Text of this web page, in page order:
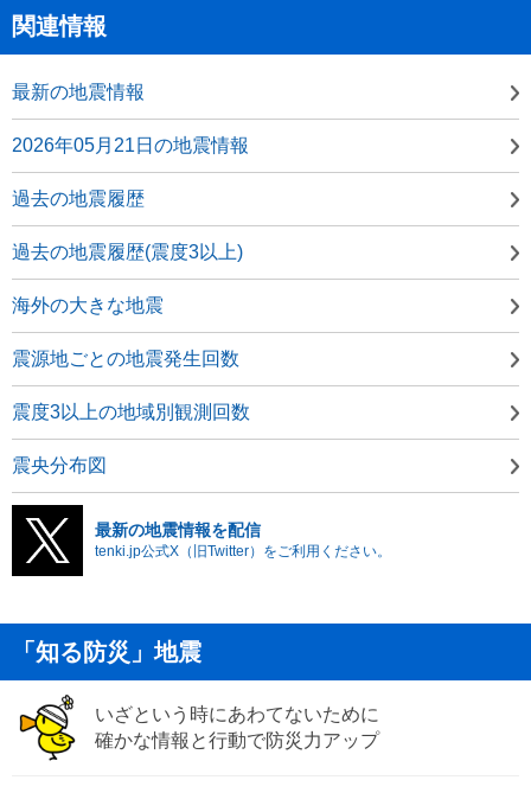
関連情報
最新の地震情報
2026年05月21日の地震情報
過去の地震履歴
過去の地震履歴(震度3以上)
海外の大きな地震
震源地ごとの地震発生回数
震度3以上の地域別観測回数
震央分布図
最新の地震情報を配信
tenki.jp公式X（旧Twitter）をご利用ください。
「知る防災」地震
いざという時にあわてないために
確かな情報と行動で防災力アップ